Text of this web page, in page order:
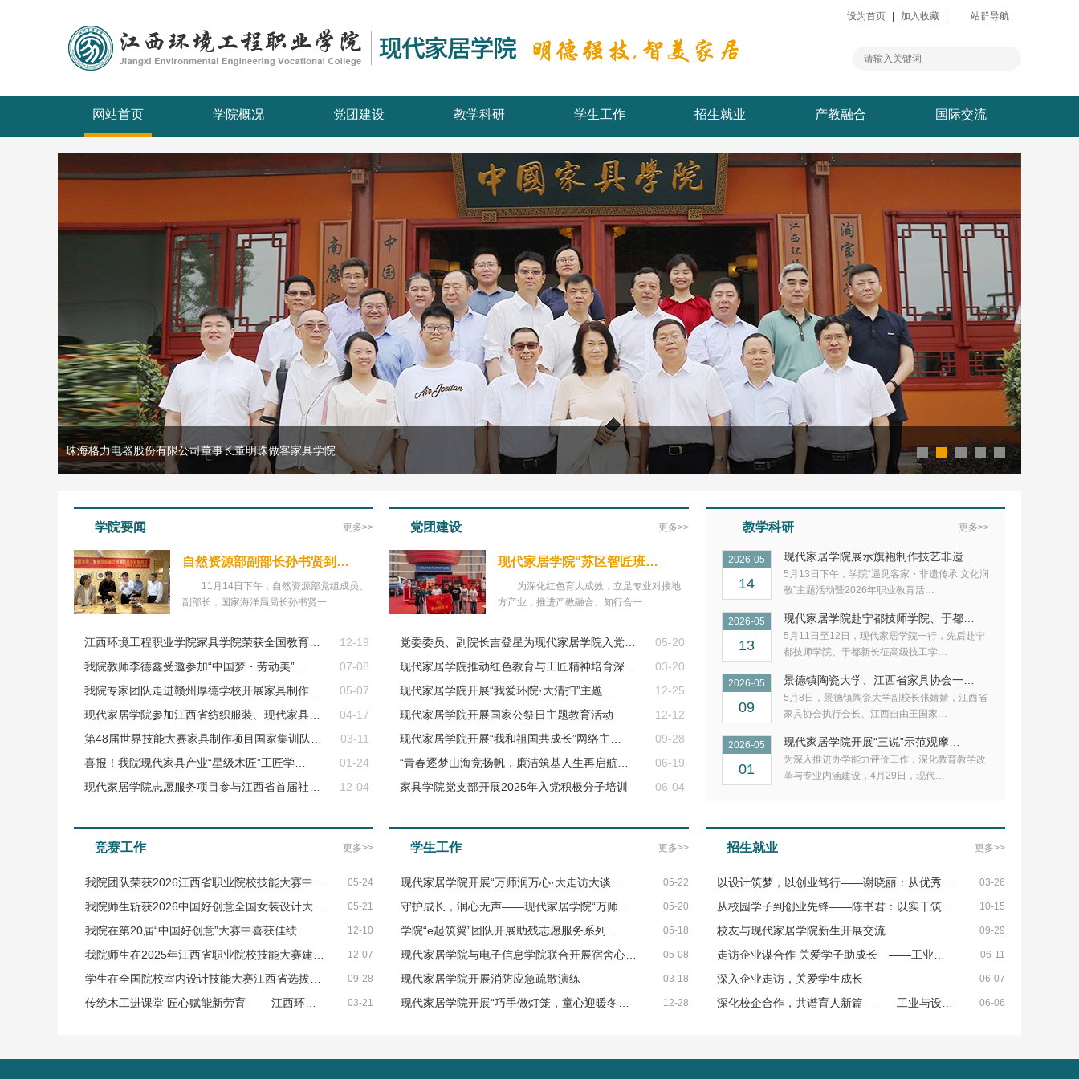
站群导航
设为首页 加入收藏
网站首页 学院概况 党团建设 教学科研 学生工作 招生就业 产教融合 国际交流
珠海格力电器股份有限公司董事长董明珠做客家具学院
更多>>
学院要闻
自然资源部副部长孙书贤到…
11月14日下午，自然资源部党组成员、
副部长，国家海洋局局长孙书贤一...
12-19
江西环境工程职业学院家具学院荣获全国教育…
07-08
我院教师李德鑫受邀参加“中国梦・劳动美”…
05-07
我院专家团队走进赣州厚德学校开展家具制作…
04-17
现代家居学院参加江西省纺织服装、现代家具…
03-11
第48届世界技能大赛家具制作项目国家集训队…
01-24
喜报！我院现代家具产业“星级木匠”工匠学…
12-04
现代家居学院志愿服务项目参与江西省首届社…
更多>>
党团建设
现代家居学院“苏区智匠班…
为深化红色育人成效，立足专业对接地
方产业，推进产教融合、知行合一...
05-20
党委委员、副院长吉登星为现代家居学院入党…
03-20
现代家居学院推动红色教育与工匠精神培育深…
12-25
现代家居学院开展“我爱环院·大清扫”主题…
12-12
现代家居学院开展国家公祭日主题教育活动
09-28
现代家居学院开展“我和祖国共成长”网络主…
06-19
“青春逐梦山海竞扬帆，廉洁筑基人生再启航…
06-04
家具学院党支部开展2025年入党积极分子培训
更多>>
教学科研
2026-05
14
现代家居学院展示旗袍制作技艺非遗…
5月13日下午，学院“遇见客家・非遗传承 文化润
教”主题活动暨2026年职业教育活…
2026-05
13
现代家居学院赴宁都技师学院、于都…
5月11日至12日，现代家居学院一行，先后赴宁
都技师学院、于都新长征高级技工学…
2026-05
09
景德镇陶瓷大学、江西省家具协会一…
5月8日，景德镇陶瓷大学副校长张婧婧，江西省
家具协会执行会长、江西自由王国家…
2026-05
01
现代家居学院开展“三说”示范观摩…
为深入推进办学能力评价工作，深化教育教学改
革与专业内涵建设，4月29日，现代…
更多>>
竞赛工作
05-24
我院团队荣获2026江西省职业院校技能大赛中…
05-21
我院师生斩获2026中国好创意全国女装设计大…
12-10
我院在第20届“中国好创意”大赛中喜获佳绩
12-07
我院师生在2025年江西省职业院校技能大赛建…
09-28
学生在全国院校室内设计技能大赛江西省选拔…
03-21
传统木工进课堂 匠心赋能新劳育 ——江西环…
更多>>
学生工作
05-22
现代家居学院开展“万师润万心·大走访大谈…
05-20
守护成长，润心无声——现代家居学院“万师…
05-18
学院“e起筑翼”团队开展助残志愿服务系列…
05-08
现代家居学院与电子信息学院联合开展宿舍心…
03-18
现代家居学院开展消防应急疏散演练
12-28
现代家居学院开展“巧手做灯笼，童心迎暖冬…
更多>>
招生就业
03-26
以设计筑梦，以创业笃行——谢晓丽：从优秀…
10-15
从校园学子到创业先锋——陈书君：以实干筑…
09-29
校友与现代家居学院新生开展交流
06-11
走访企业谋合作 关爱学子助成长 ——工业…
06-07
深入企业走访，关爱学生成长
06-06
深化校企合作，共谱育人新篇 ——工业与设…